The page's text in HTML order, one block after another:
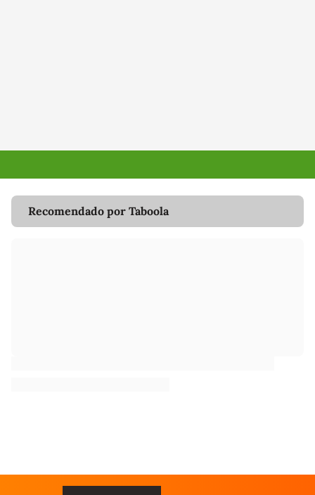
Recomendado por Taboola